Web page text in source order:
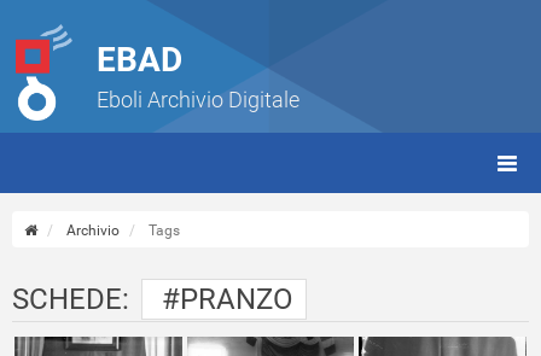
EBAD
Eboli Archivio Digitale
Archivio Tags
SCHEDE: #PRANZO